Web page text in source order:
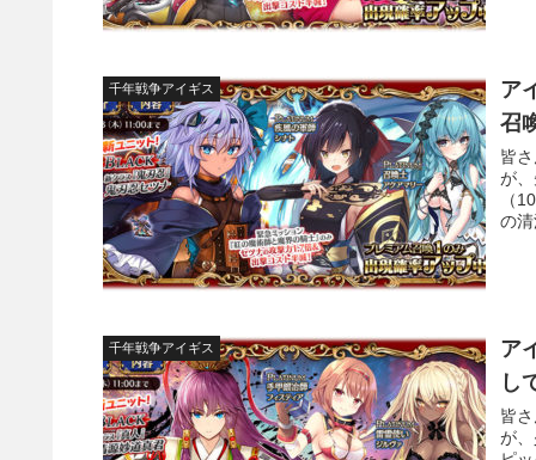
千年戦争アイギス
ア
召
皆
が
（
の
千年戦争アイギス
ア
し
皆
が